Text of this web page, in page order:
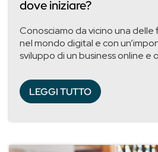
dove iniziare?
Conosciamo da vicino una
nel mondo digital e con
sviluppo di un business online e
LEGGI TUTTO